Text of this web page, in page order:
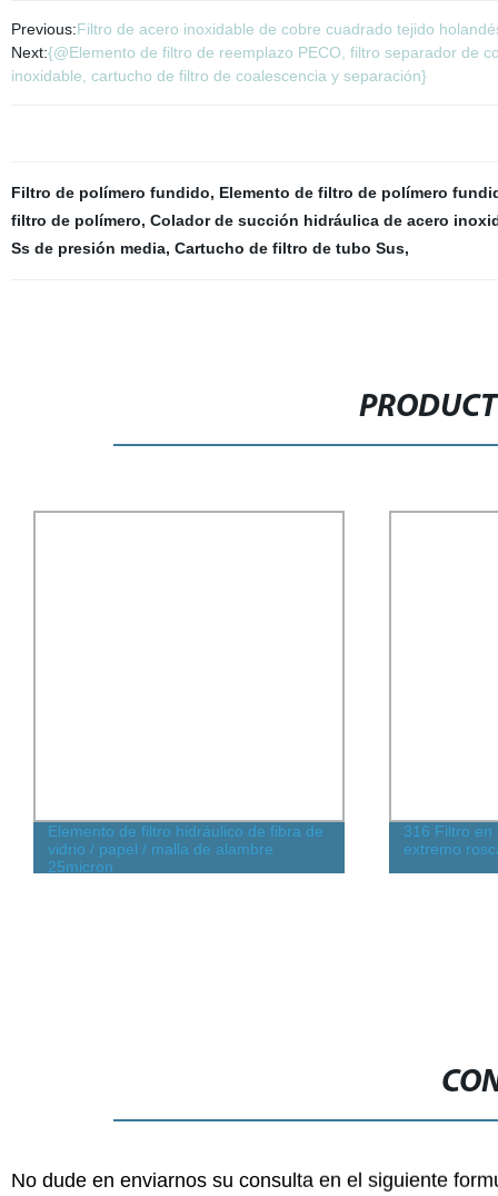
Previous:Filtro de acero inoxidable de cobre cuadrado tejido
Next:{@Elemento de filtro de reemplazo PECO, filtro separador de
inoxidable, cartucho de filtro de coalescencia y separación}
Filtro de polímero fundido, Elemento de filtro de polímero
filtro de polímero, Colador de succión hidráulica de acero
Ss de presión media, Cartucho de filtro de tubo Sus,
Elemento de filtro hidráulico de fibra de
vidrio / papel / malla de alambre
25micron
316 Filtro en
extremo
No dude en enviarnos su consulta en el siguiente